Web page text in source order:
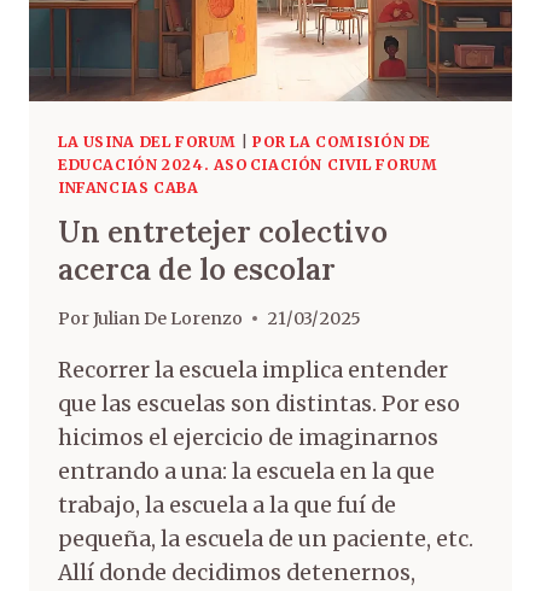
LA USINA DEL FORUM
POR LA COMISIÓN DE
EDUCACIÓN 2024. ASOCIACIÓN CIVIL FORUM
INFANCIAS CABA
Un entretejer colectivo
acerca de lo escolar
PorJulian De Lorenzo 21/03/2025
Recorrer la escuela implica entender
que las escuelas son distintas. Por eso
hicimos el ejercicio de imaginarnos
entrando a una: la escuela en la que
trabajo, la escuela a la que fuí de
pequeña, la escuela de un paciente, etc.
Allí donde decidimos detenernos,